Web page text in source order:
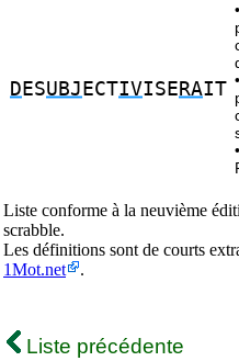
D ESUBJ ECTIVISE RAIT
•
•
•
Liste conforme à la neuvième
scrabble.
Les définitions sont de courts
1Mot.net
.
Liste précédente